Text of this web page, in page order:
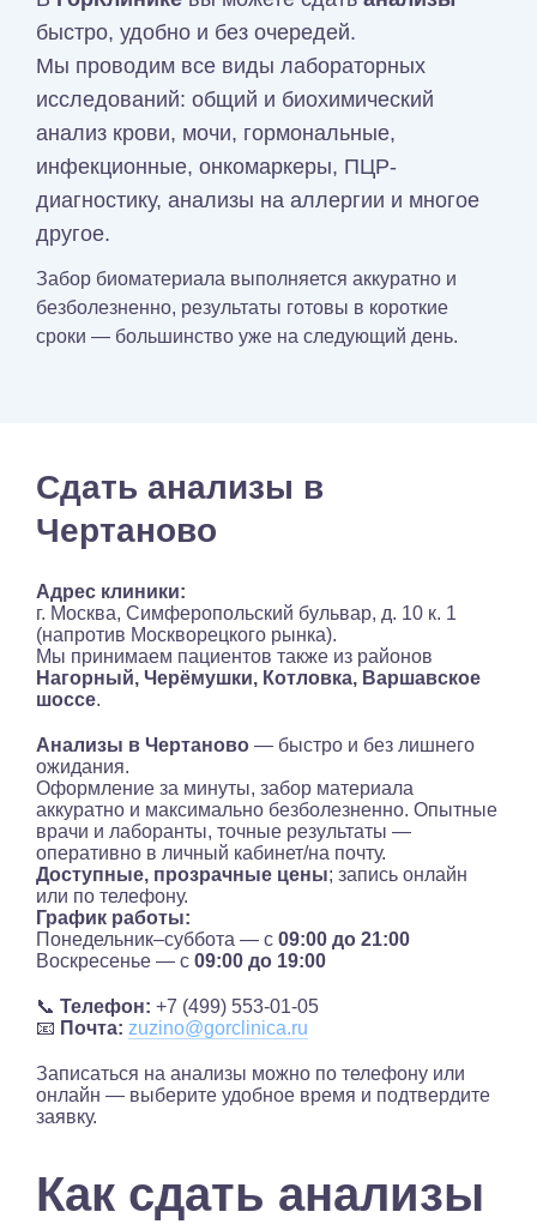
быстро, удобно и без очередей.
Мы проводим все виды лабораторных
исследований: общий и биохимический
анализ крови, мочи, гормональные,
инфекционные, онкомаркеры, ПЦР-
диагностику, анализы на аллергии и многое
другое.
Забор биоматериала выполняется аккуратно и
безболезненно, результаты готовы в короткие
сроки — большинство уже на следующий день.
Сдать анализы в
Чертаново
Адрес клиники:
г. Москва, Симферопольский бульвар, д. 10 к. 1
(напротив Москворецкого рынка).
Мы принимаем пациентов также из районов
Нагорный, Черёмушки, Котловка, Варшавское
шоссе.
Анализы в Чертаново — быстро и без лишнего
ожидания.
Оформление за минуты, забор материала
аккуратно и максимально безболезненно. Опытные
врачи и лаборанты, точные результаты —
оперативно в личный кабинет/на почту.
Доступные, прозрачные цены; запись онлайн
или по телефону.
График работы:
Понедельник–суббота — с 09:00 до 21:00
Воскресенье — с 09:00 до 19:00
📞 Телефон: +7 (499) 553-01-05
📧 Почта: zuzino@gorclinica.ru
Записаться на анализы можно по телефону или
онлайн — выберите удобное время и подтвердите
заявку.
Как сдать анализы